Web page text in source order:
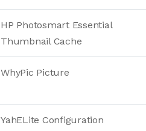
HP Photosmart Essential
Thumbnail Cache
WhyPic Picture
YahELite Configuration